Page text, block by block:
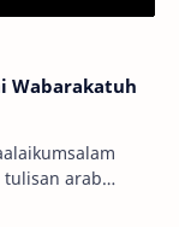
Wabarakatuh
arab